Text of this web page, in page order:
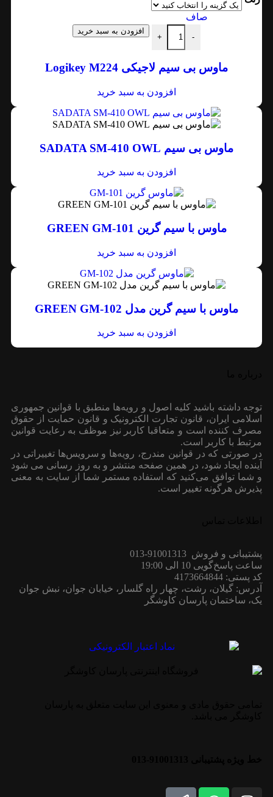
صاف
-
+
افزودن به سبد خرید
ماوس بی سیم لاجیکی Logikey M224
افزودن به سبد خرید
ماوس بی سیم SADATA SM-410 OWL
افزودن به سبد خرید
ماوس با سیم گرین GREEN GM-101
افزودن به سبد خرید
ماوس با سیم گرین مدل GREEN GM-102
افزودن به سبد خرید
توجه داشته باشید کلیه اصول و رویه‏‌ها منطبق با قوانین جمهوری
اسلامی ایران، قانون تجارت الکترونیک و قانون حمایت از حقوق
مصرف کننده است و متعاقبا کاربر نیز موظف به رعایت قوانین
مرتبط با کاربر است.
در صورتی که در قوانین مندرج، رویه‏‌ها و سرویس‏‌ها تغییراتی در
آینده ایجاد شود، در همین صفحه منتشر و به روز رسانی می شود
و شما توافق می‏‌کنید که استفاده مستمر شما از سایت به معنی
پذیرش هرگونه تغییر است.
پشتیبانی و فروش 91001313-013
ساعت پاسخ‌گویی 10 الی 19:00
کد پستی: 4173664844
آدرس: گیلان، رشت، چهار راه گلسار، خیابان جوان، نبش جوان
یک، ساختمان پارسان کاوشگر